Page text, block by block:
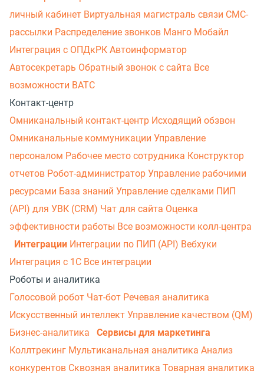
личный кабинет Виртуальная магистраль связи СМС-
рассылки Распределение звонков Манго Мобайл
Интеграция с ОПДкРК Автоинформатор
Автосекретарь Обратный звонок с сайта Все
возможности ВАТС
Контакт-центр
Омниканальный контакт-центр Исходящий обзвон
Омниканальные коммуникации Управление
персоналом Рабочее место сотрудника Конструктор
отчетов Робот-администратор Управление рабочими
ресурсами База знаний Управление сделками ПИП
(API) для УВК (CRM) Чат для сайта Оценка
эффективности работы Все возможности колл-центра
Интеграции Интеграции по ПИП (API) Вебхуки
Интеграция с 1С Все интеграции
Роботы и аналитика
Голосовой робот Чат-бот Речевая аналитика
Искусственный интеллект Управление качеством (QM)
Бизнес-аналитика
Сервисы для маркетинга
Коллтрекинг Мультиканальная аналитика Анализ
конкурентов Сквозная аналитика Товарная аналитика